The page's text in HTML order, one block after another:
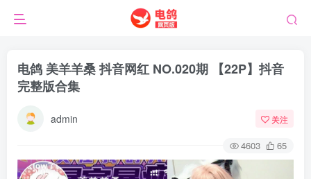
电鸽 美羊羊桑 抖音网红 NO.020期 【22P】抖音
完整版合集
admin 关注
4603 65